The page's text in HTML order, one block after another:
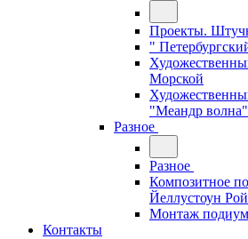
Проекты.
"
Морской
"Меандр волна"
Разное
Разное
Композитное
Йеллустоун
Монтаж
Контакты